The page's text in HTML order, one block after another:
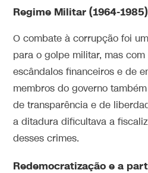
Regime Militar (1964-1985)
O combate à corrupção foi
para o golpe militar, mas
escândalos financeiros e de
membros do governo
de transparência e de
a ditadura dificultava a
desses crimes.
Redemocratização e a